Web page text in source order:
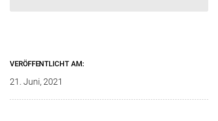
VERÖFFENTLICHT AM:
21. Juni, 2021